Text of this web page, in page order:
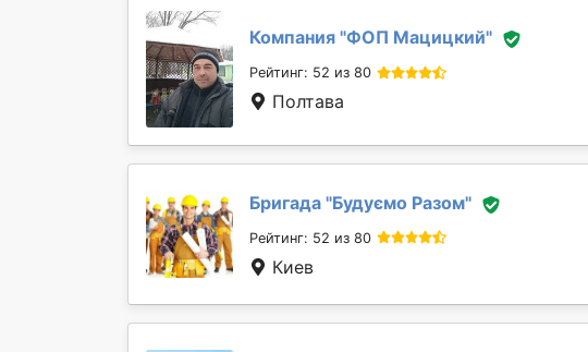
Компания "ФОП Мацицкий"
Рейтинг: 52 из 80
Полтава
Бригада "Будуємо Разом"
Рейтинг: 52 из 80
Киев